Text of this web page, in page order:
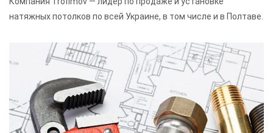
натяжных потолков по всей Украине, в том числе и в Полтаве.